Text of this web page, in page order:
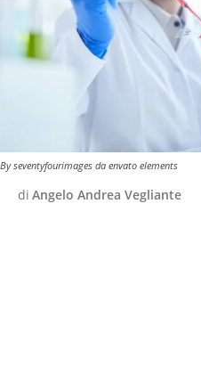
By seventyfourimages da envato elements
di Angelo Andrea Vegliante